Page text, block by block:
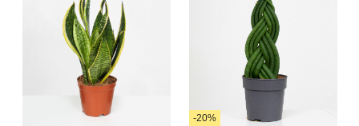
-20%